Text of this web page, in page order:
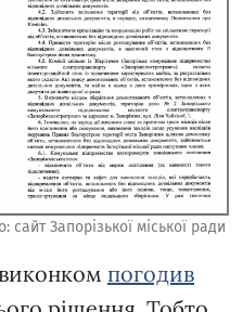
Запорізької міської ради
погодив